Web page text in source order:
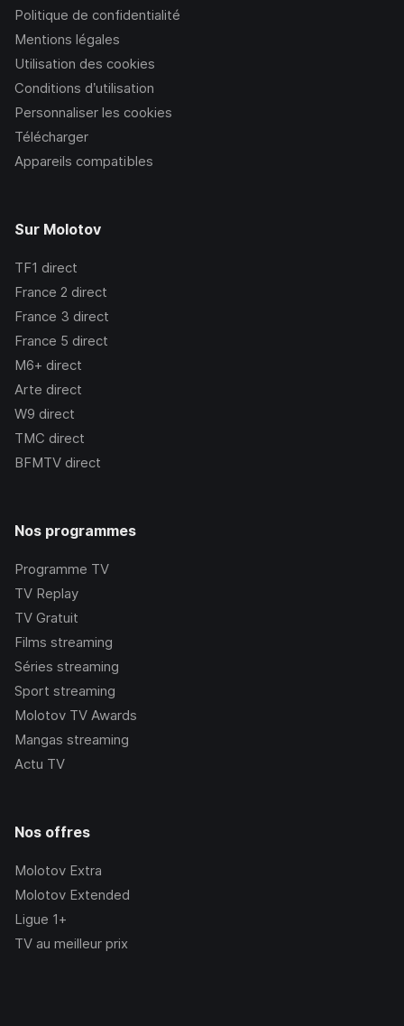
Politique de confidentialité
Mentions légales
Utilisation des cookies
Conditions d’utilisation
Personnaliser les cookies
Télécharger
Appareils compatibles
Sur Molotov
TF1 direct
France 2 direct
France 3 direct
France 5 direct
M6+ direct
Arte direct
W9 direct
TMC direct
BFMTV direct
Nos programmes
Programme TV
TV Replay
TV Gratuit
Films streaming
Séries streaming
Sport streaming
Molotov TV Awards
Mangas streaming
Actu TV
Nos offres
Molotov Extra
Molotov Extended
Ligue 1+
TV au meilleur prix